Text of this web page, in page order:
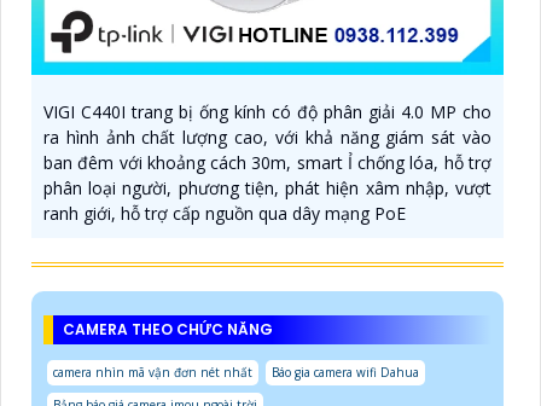
VIGI C440I trang bị ống kính có độ phân giải 4.0 MP cho
ra hình ảnh chất lượng cao, với khả năng giám sát vào
ban đêm với khoảng cách 30m, smart Ỉ chống lóa, hỗ trợ
phân loại người, phương tiện, phát hiện xâm nhập, vượt
ranh giới, hỗ trợ cấp nguồn qua dây mạng PoE
CAMERA THEO CHỨC NĂNG
camera nhìn mã vận đơn nét nhất
Báo gia camera wifi Dahua